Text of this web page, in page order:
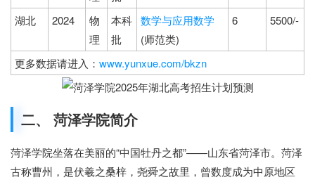
湖北 2024
物
理
本科
批
数学与应用数学
(师范类)
6 5500/-
更多数据请进入： www.yunxue.com/bkzn
二、 菏泽学院简介
菏泽学院坐落在美丽的“中国牡丹之都”——山东省菏泽市。菏泽
古称曹州，是伏羲之桑梓，尧舜之故里，曾数度成为中原地区